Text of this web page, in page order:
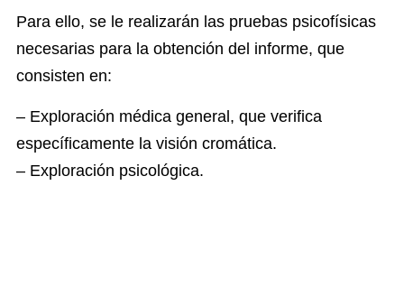
Para ello, se le realizarán las pruebas psicofísicas
necesarias para la obtención del informe, que
consisten en:
– Exploración médica general, que verifica
específicamente la visión cromática.
– Exploración psicológica.